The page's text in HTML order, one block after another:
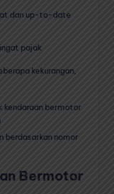
dan up-to-date
pajak
kekurangan,
kendaraan bermotor
berdasarkan nomor
Bermotor